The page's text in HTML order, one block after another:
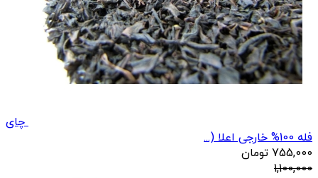
چای
فله 100% خارجی اعلا (...
755,000 تومان
1,100,000